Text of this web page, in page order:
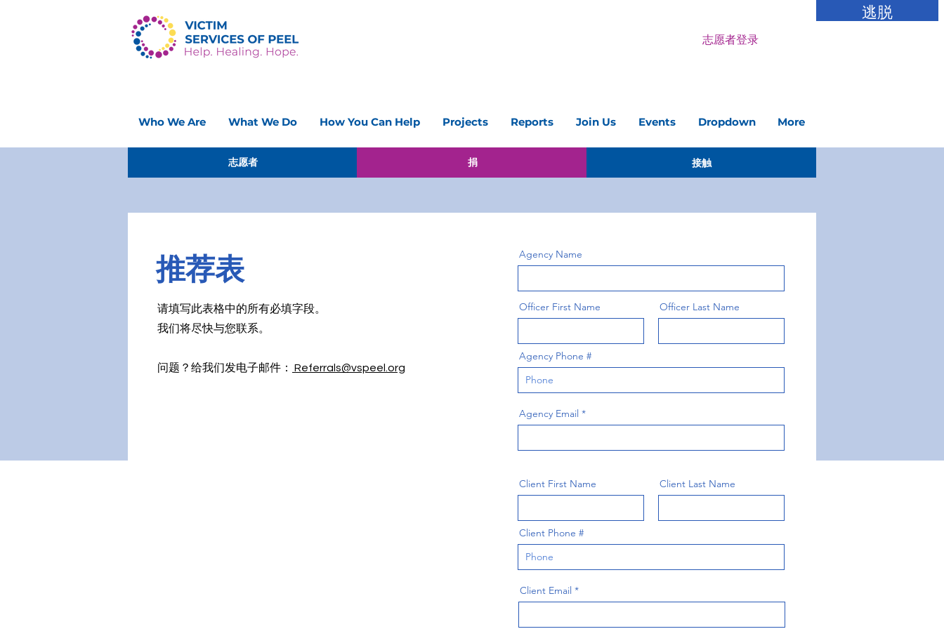
志愿者登录
Who We Are What We Do How You Can Help Projects Reports Join Us Events Dropdown More
逃脱
推荐表
请填写此表格中的所有必填字段。
我们将尽快与您联系。
问题？给我们发电子邮件： Referrals@vspeel.org
Agency Name
Officer First Name Officer Last Name
Agency Phone #
Agency Email
Client First Name Client Last Name
Client Phone #
Client Email
志愿者 捐 接触